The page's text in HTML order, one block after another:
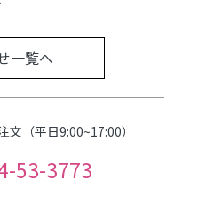
一覧へ
（平日9:00~17:00）
53-3773